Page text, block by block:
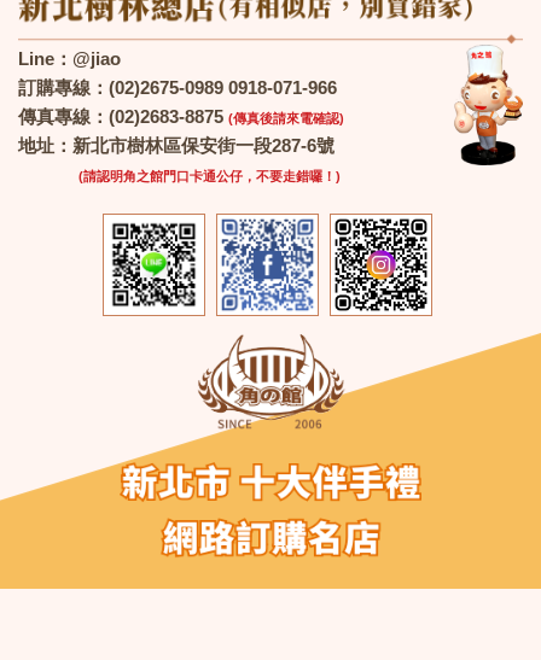
Line：@jiao
訂購專線：(02)2675-0989 0918-071-966
傳真專線：(02)2683-8875 (傳真後請來電確認)
地址：新北市樹林區保安街一段287-6號
(請認明角之館門口卡通公仔，不要走錯囉！)